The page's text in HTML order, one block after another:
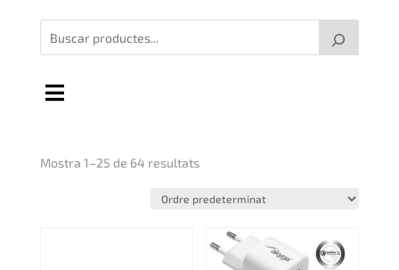
Mostra 1–25 de 64 resultats